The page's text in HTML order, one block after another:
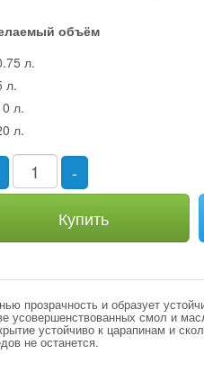
объём
л.
л.
л.
л.
-
Купить
прозрачность и образует
смол и
устойчиво к царапинам и
не останется.